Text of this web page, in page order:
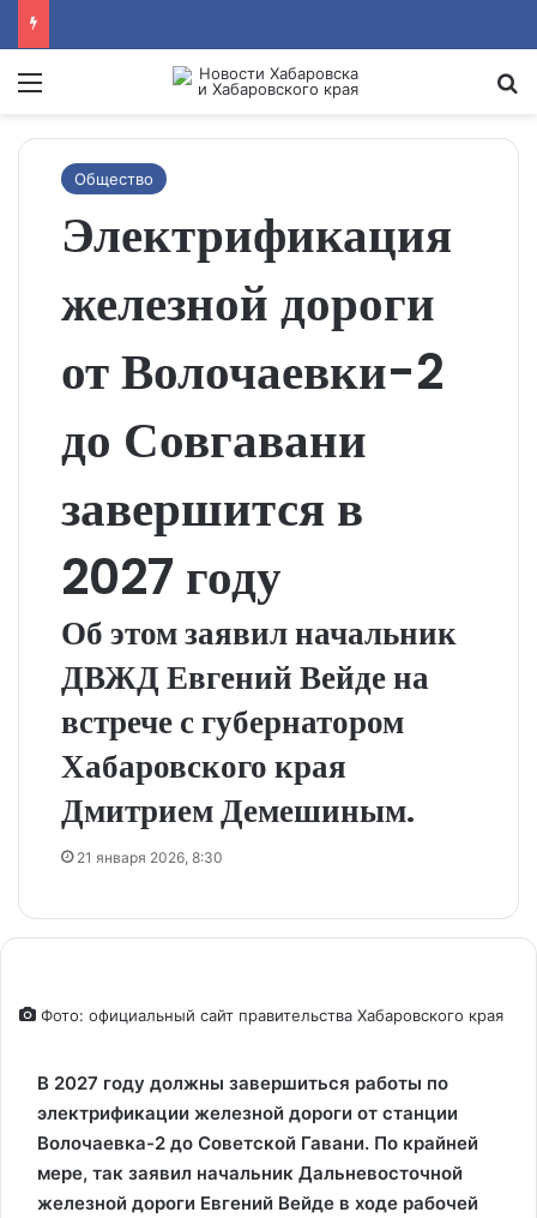
Menu
Общество
Электрификация
железной дороги
от Волочаевки-2
до Совгавани
завершится в
2027 году
Об этом заявил начальник
ДВЖД Евгений Вейде на
встрече с губернатором
Хабаровского края
Дмитрием Демешиным.
21 января 2026, 8:30
Фото: официальный сайт правительства Хабаровского края
В 2027 году должны завершиться работы по
электрификации железной дороги от станции
Волочаевка-2 до Советской Гавани. По крайней
мере, так заявил начальник Дальневосточной
железной дороги Евгений Вейде в ходе рабочей